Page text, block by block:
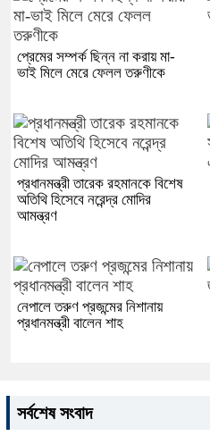
প্রেমের সম্পর্ক ছিন্ন না করায় মা-
ভাই মিলে মেরে ফেলল তরুণীকে
প্রধানমন্ত্রী তারেক রহমানকে বিশেষ
অতিথি হিসেবে নরেন্দ্র মোদির
আমন্ত্রণ
নেপালে তরুণ প্রজন্মের নিশানায়
প্রধানমন্ত্রী বালেন শাহ
সর্বশেষ সংবাদ